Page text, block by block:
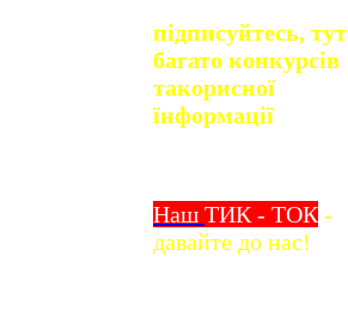
підписуйтесь, тут
багато конкурсів
такорисної
їнформації
Наш ТИК - ТОК -
давайте до нас!